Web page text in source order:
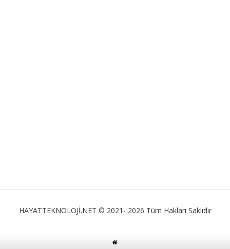
HAYATTEKNOLOJİ.NET © 2021- 2026 Tüm Hakları Saklıdır